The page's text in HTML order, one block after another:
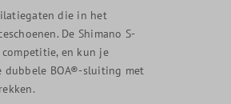
die in het
De Shimano S-
en kun je
dubbele BOA®-sluiting met